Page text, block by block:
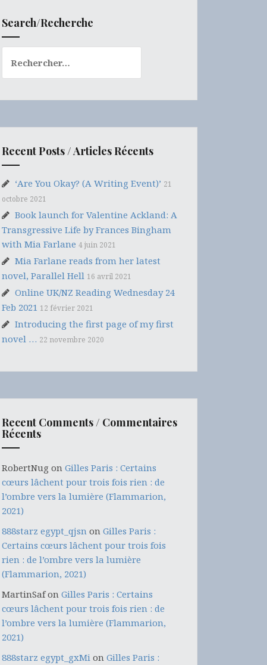
Search/Recherche
Recent Posts / Articles Récents
‘Are You Okay? (A Writing Event)’ 21
octobre 2021
Book launch for Valentine Ackland: A
Transgressive Life by Frances Bingham
with Mia Farlane 4 juin 2021
Mia Farlane reads from her latest
novel, Parallel Hell 16 avril 2021
Online UK/NZ Reading Wednesday 24
Feb 2021 12 février 2021
Introducing the first page of my first
novel … 22 novembre 2020
Recent Comments / Commentaires
Récents
RobertNug on Gilles Paris : Certains
cœurs lâchent pour trois fois rien : de
l’ombre vers la lumière (Flammarion,
2021)
888starz egypt_qjsn on Gilles Paris :
Certains cœurs lâchent pour trois fois
rien : de l’ombre vers la lumière
(Flammarion, 2021)
MartinSaf on Gilles Paris : Certains
cœurs lâchent pour trois fois rien : de
l’ombre vers la lumière (Flammarion,
2021)
888starz egypt_gxMi on Gilles Paris :